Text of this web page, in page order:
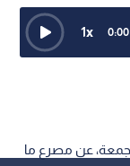
0:00
1x
عن مصرع ما